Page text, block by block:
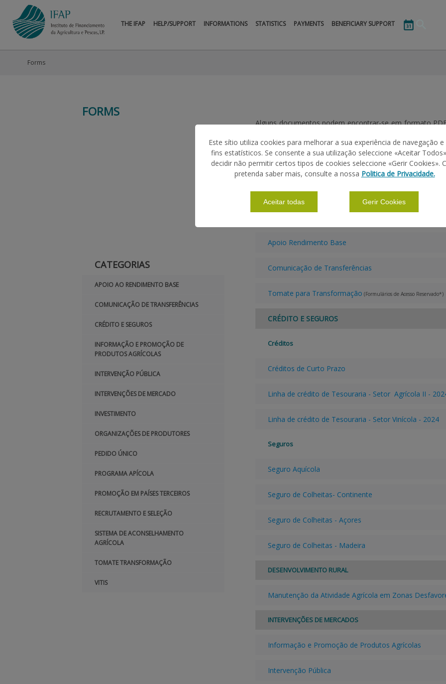
THE IFAP HELP/SUPPORT INFORMATIONS STATISTICS PAYMENTS BENEFICIARY SUPPORT
Forms
FORMS
CATEGORIAS
APOIO AO RENDIMENTO BASE
COMUNICAÇÃO DE TRANSFERÊNCIAS
CRÉDITO E SEGUROS
INFORMAÇÃO E PROMOÇÃO DE
PRODUTOS AGRÍCOLAS
INTERVENÇÃO PÚBLICA
INTERVENÇÕES DE MERCADO
INVESTIMENTO
ORGANIZAÇÕES DE PRODUTORES
PEDIDO ÚNICO
PROGRAMA APÍCOLA
PROMOÇÃO EM PAÍSES TERCEIROS
RECRUTAMENTO E SELEÇÃO
SISTEMA DE ACONSELHAMENTO
AGRÍCOLA
TOMATE TRANSFORMAÇÃO
VITIS
Alguns documentos podem encontrar-se em formato
Caso não consiga visualizar no seubrowser, descarregue
FORMULÁRIOS
Apoio Rendimento Base
Comunicação de Transferências
Tomate para Transformação (Formulários de Acesso Reservado*)
CRÉDITO E SEGUROS
Créditos
Créditos de Curto Prazo
Linha de crédito de Tesouraria - Setor Agrícola II -
Linha de crédito de Tesouraria - Setor Vinícola - 2024
Seguros
Seguro Aquícola
Seguro de Colheitas- Continente
Seguro de Colheitas - Açores
Seguro de Colheitas - Madeira
DESENVOLVIMENTO RURAL
Manutenção da Atividade Agrícola em Zonas
INTERVENÇÕES DE MERCADOS
Informação e Promoção de Produtos Agrícolas
Intervenção Pública
Este sítio utiliza cookies para melhorar a sua experiência de navegação e
fins estatísticos. Se consente a sua utilização seleccione «Aceitar
decidir não permitir certos tipos de cookies seleccione «Gerir Cookies».
pretenda saber mais, consulte a nossa Politica de Privacidade.
Aceitar todas Gerir Cookies